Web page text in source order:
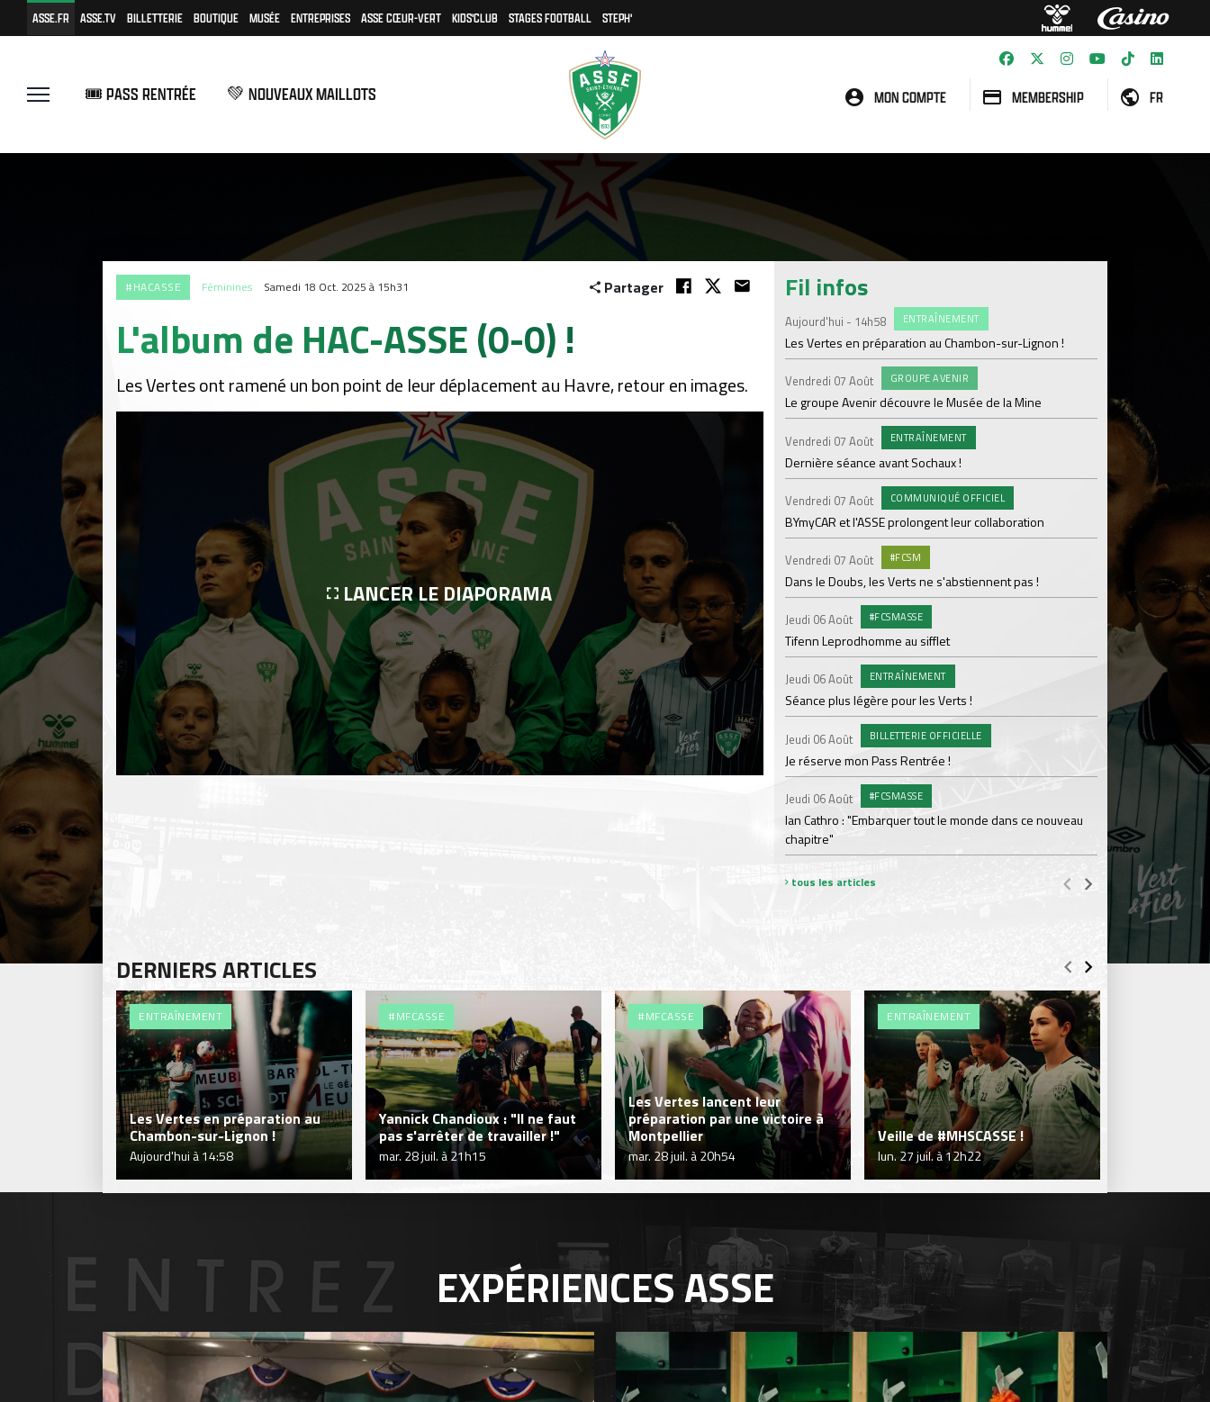
ASSE.FR ASSE.TV BILLETTERIE BOUTIQUE MUSÉE ENTREPRISES ASSE CŒUR-VERT KIDS'CLUB STAGES FOOTBALL STEPH'
🎟️ PASS RENTRÉE 💚 NOUVEAUX MAILLOTS MON COMPTE MEMBERSHIP FR
#HACASSE Féminines Samedi 18 Oct. 2025 à 15h31 Partager
L'album de HAC-ASSE (0-0) !
Les Vertes ont ramené un bon point de leur déplacement au Havre, retour en images.
LANCER LE DIAPORAMA
Fil infos
Aujourd'hui - 14h58 ENTRAÎNEMENT
Les Vertes en préparation au Chambon-sur-Lignon !
Vendredi 07 Août GROUPE AVENIR
Le groupe Avenir découvre le Musée de la Mine
Vendredi 07 Août ENTRAÎNEMENT
Dernière séance avant Sochaux !
Vendredi 07 Août COMMUNIQUÉ OFFICIEL
BYmyCAR et l'ASSE prolongent leur collaboration
Vendredi 07 Août #FCSM
Dans le Doubs, les Verts ne s'abstiennent pas !
Jeudi 06 Août #FCSMASSE
Tifenn Leprodhomme au sifflet
Jeudi 06 Août ENTRAÎNEMENT
Séance plus légère pour les Verts !
Jeudi 06 Août BILLETTERIE OFFICIELLE
Je réserve mon Pass Rentrée !
Jeudi 06 Août #FCSMASSE
Ian Cathro : "Embarquer tout le monde dans ce nouveau
chapitre"
Informations
Mercredi 05 Août
Nouveau renfort
pour Lamine Sonko
Mardi 04 Août
Dans les coulisses
Mardi 04 Août
Les backstages du
Lundi 03 Août
Les Verts sur le
Lundi 03 Août
Le programme de
Lundi 03 Août
Parcage complet
Lundi 03 Août
Le dernier match
tous les articles
DERNIERS ARTICLES
ENTRAÎNEMENT
Les Vertes en préparation au
Chambon-sur-Lignon !
Aujourd'hui à 14:58
#MFCASSE
Yannick Chandioux : "Il ne faut
pas s'arrêter de travailler !"
mar. 28 juil. à 21h15
#MFCASSE
Les Vertes lancent leur
préparation par une victoire à
Montpellier
mar. 28 juil. à 20h54
ENTRAÎNEMENT
Veille de #MHSCASSE !
lun. 27 juil. à 12h22
EXPÉRIENCESASSE